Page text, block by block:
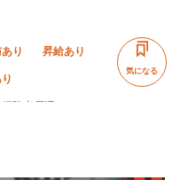
り 昇給あり
経験者優遇
気になる